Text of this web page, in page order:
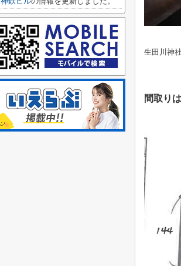
生田川神
間取り